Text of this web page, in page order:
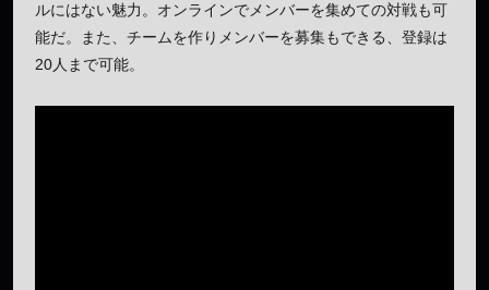
ルにはない魅力。オンラインでメンバーを集めての対戦も可
能だ。また、チームを作りメンバーを募集もできる、登録は
20人まで可能。